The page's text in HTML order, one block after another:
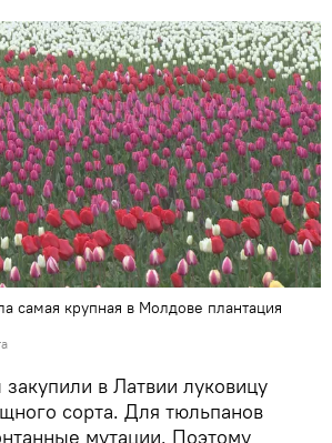
самая крупная в Молдове плантация
в Латвии луковицу
сорта. Для тюльпанов
мутации. Поэтому